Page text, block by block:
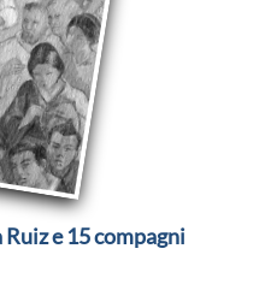
e 15 compagni